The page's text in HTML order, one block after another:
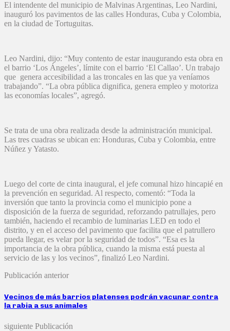
El intendente del municipio de Malvinas Argentinas, Leo Nardini,
inauguró los pavimentos de las calles Honduras, Cuba y Colombia,
en la ciudad de Tortuguitas.
Leo Nardini, dijo: “Muy contento de estar inaugurando esta obra en
el barrio ‘Los Ángeles’, límite con el barrio ‘El Callao’. Un trabajo
que genera accesibilidad a las troncales en las que ya veníamos
trabajando”. “La obra pública dignifica, genera empleo y motoriza
las economías locales”, agregó.
Se trata de una obra realizada desde la administración municipal.
Las tres cuadras se ubican en: Honduras, Cuba y Colombia, entre
Núñez y Yatasto.
Luego del corte de cinta inaugural, el jefe comunal hizo hincapié en
la prevención en seguridad. Al respecto, comentó: “Toda la
inversión que tanto la provincia como el municipio pone a
disposición de la fuerza de seguridad, reforzando patrullajes, pero
también, haciendo el recambio de luminarias LED en todo el
distrito, y en el acceso del pavimento que facilita que el patrullero
pueda llegar, es velar por la seguridad de todos”. “Esa es la
importancia de la obra pública, cuando la misma está puesta al
servicio de las y los vecinos”, finalizó Leo Nardini.
Publicación anterior
Vecinos de más barrios platenses podrán vacunar contra
la rabia a sus animales
siguiente Publicación